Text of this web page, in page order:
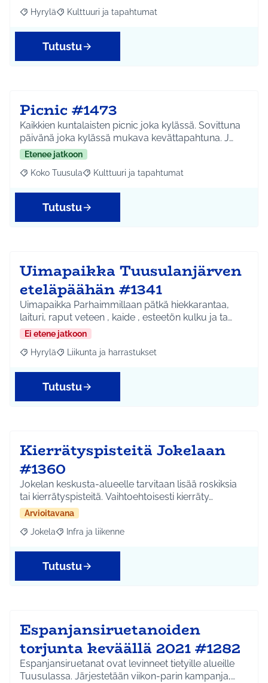
Rajaa tulokset aihepiirin mukaan: Hyrylä
Hyrylä Rajaa tulokset teeman mukaan: Kulttuuri ja
Kulttuuri ja tapahtumat
Tutustu
Picnic #1473
Kaikkien kuntalaisten picnic joka kylässä. Sovittuna
päivänä joka kylässä mukava kevättapahtuna. J…
Etenee jatkoon
Rajaa tulokset aihepiirin mukaan: Koko Tuusula
Koko Tuusula Rajaa tulokset teeman mukaan: Kulttuuri ja
Kulttuuri ja tapahtumat
Tutustu
Uimapaikka Tuusulanjärven
eteläpäähän #1341
Uimapaikka Parhaimmillaan pätkä hiekkarantaa,
laituri, raput veteen , kaide , esteetön kulku ja ta…
Ei etene jatkoon
Rajaa tulokset aihepiirin mukaan: Hyrylä
Hyrylä Rajaa tulokset teeman mukaan: Liikunta ja
Liikunta ja harrastukset
Tutustu
Kierrätyspisteitä Jokelaan
#1360
Jokelan keskusta-alueelle tarvitaan lisää roskiksia
tai kierrätyspisteitä. Vaihtoehtoisesti kierräty…
Arvioitavana
Rajaa tulokset aihepiirin mukaan: Jokela
Jokela Rajaa tulokset teeman mukaan: Infra ja liikenne
Infra ja liikenne
Tutustu
Espanjansiruetanoiden
torjunta keväällä 2021 #1282
Espanjansiruetanat ovat levinneet tietyille alueille
Tuusulassa. Järjestetään viikon-parin kampanja,…